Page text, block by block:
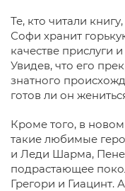
Те, кто читали
Софи хранит
качестве прислуги
Увидев, что его
знатного
готов ли он
Кроме того, в
такие любимые
и Леди Шарма,
подрастающее
Грегори и Гиацинт.